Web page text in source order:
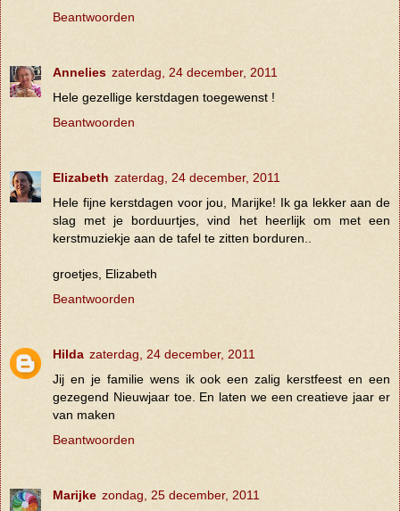
Beantwoorden
Annelies zaterdag, 24 december, 2011
Hele gezellige kerstdagen toegewenst !
Beantwoorden
Elizabeth zaterdag, 24 december, 2011
Hele fijne kerstdagen voor jou, Marijke! Ik ga lekker aan de
slag met je borduurtjes, vind het heerlijk om met een
kerstmuziekje aan de tafel te zitten borduren..
groetjes, Elizabeth
Beantwoorden
Hilda zaterdag, 24 december, 2011
Jij en je familie wens ik ook een zalig kerstfeest en een
gezegend Nieuwjaar toe. En laten we een creatieve jaar er
van maken
Beantwoorden
Marijke zondag, 25 december, 2011